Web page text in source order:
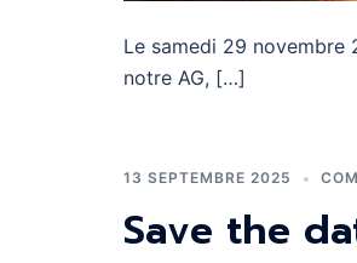
Le samedi 29 novembre
notre AG, […]
13 SEPTEMBRE 2025
Save the